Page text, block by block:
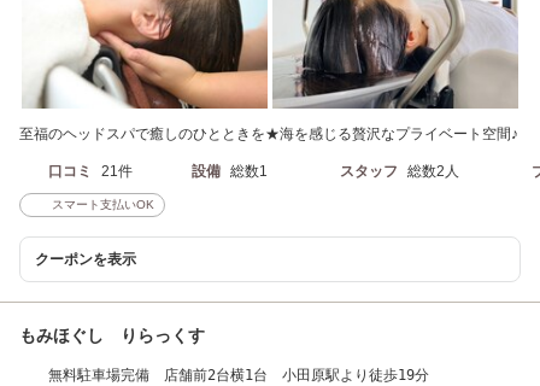
至福のヘッドスパで癒しのひとときを★海を感じる贅沢なプライベート空間♪
口コミ 21件 設備 総数1 スタッフ 総数2人
スマート支払いOK
クーポンを表示
もみほぐし りらっくす
無料駐車場完備 店舗前2台横1台 小田原駅より徒歩19分